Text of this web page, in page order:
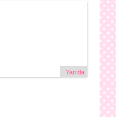
Yanıtla